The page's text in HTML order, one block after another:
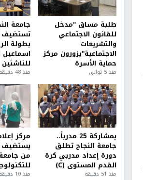
طلبة مساق "مدخل
للقانون الاجتماعي
والتشريعات
الاجتماعية"يزورون مركز
حماية الأسرة
منذ 5 ثواني
جامعة
تستضيف
بطولة
اسماعيل
للناشئين
منذ 48 دقيقة
بمشاركة 25 مدرباً..
جامعة النجاح تطلق
دورة إعداد مدربي كرة
القدم المستوى (C)
منذ 51 دقيقة
مركز
يستضيف
من
منذ 10 دقيقة